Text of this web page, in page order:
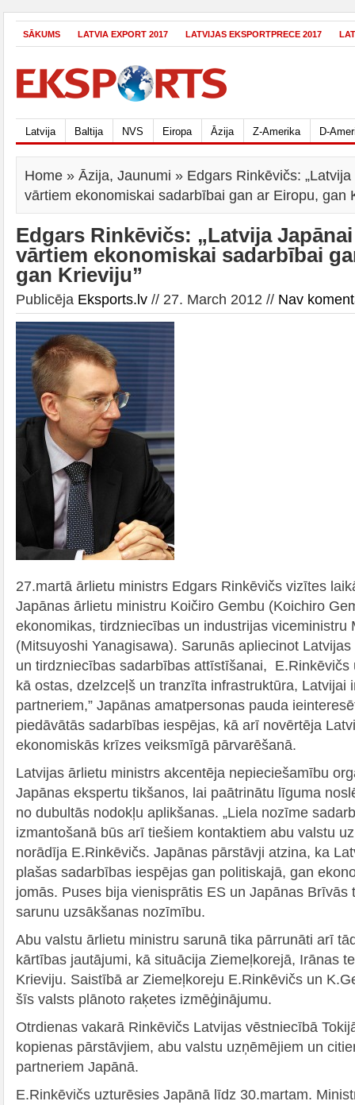
SĀKUMS LATVIA EXPORT 2017 LATVIJAS EKSPORTPRECE 2017
Latvija Baltija NVS Eiropa Āzija Z-Amerika D-
Home » Āzija, Jaunumi » Edgars Rinkēvičs:
vārtiem ekonomiskai sadarbībai gan ar Eiropu, gan
Edgars Rinkēvičs: „Latvija
vārtiem ekonomiskai sadarbībai
gan Krieviju”
Publicēja Eksports.lv // 27. March 2012 // Nav
27.martā ārlietu ministrs Edgars Rinkēvičs vizītes
Japānas ārlietu ministru Koičiro Gembu (Koichiro
ekonomikas, tirdzniecības un industrijas viceministru
(Mitsuyoshi Yanagisawa). Sarunās apliecinot
un tirdzniecības sadarbības attīstīšanai, E.Rinkēvičs
kā ostas, dzelzceļš un tranzīta infrastruktūra, Latvijai
partneriem,” Japānas amatpersonas pauda
piedāvātās sadarbības iespējas, kā arī novērtēja
ekonomiskās krīzes veiksmīgā pārvarēšanā.
Latvijas ārlietu ministrs akcentēja nepieciešamību
Japānas ekspertu tikšanos, lai paātrinātu līguma
no dubultās nodokļu aplikšanas. „Liela nozīme
izmantošanā būs arī tiešiem kontaktiem abu valstu
norādīja E.Rinkēvičs. Japānas pārstāvji atzina, ka
plašas sadarbības iespējas gan politiskajā, gan
jomās. Puses bija vienisprātis ES un Japānas Brīvās
sarunu uzsākšanas nozīmību.
Abu valstu ārlietu ministru sarunā tika pārrunāti arī
kārtības jautājumi, kā situācija Ziemeļkorejā, Irānas
Krieviju. Saistībā ar Ziemeļkoreju E.Rinkēvičs un
šīs valsts plānoto raķetes izmēģinājumu.
Otrdienas vakarā Rinkēvičs Latvijas vēstniecībā
kopienas pārstāvjiem, abu valstu uzņēmējiem un
partneriem Japānā.
E.Rinkēvičs uzturēsies Japānā līdz 30.martam.